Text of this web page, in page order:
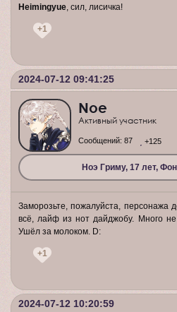
Heimingyue, сил, лисичка!
+1
2024-07-12 09:41:25
Noe
Активный участник
Ноэ Гриму, 17 лет,
Сообщений: 87 +125
Заморозьте, пожалуйста, персонажа
всё, лайф из нот дайджобу. Много
Ушёл за молоком. D:
+1
2024-07-12 10:20:59